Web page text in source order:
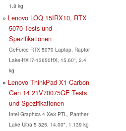
1.8 kg
Lenovo LOQ 15IRX10, RTX
5070 Tests und
Spezifikationen
GeForce RTX 5070 Laptop, Raptor
Lake-HX i7-13650HX, 15.60", 2.4
kg
Lenovo ThinkPad X1 Carbon
Gen 14 21V70075GE Tests
und Spezifikationen
Intel Graphics 4 Xe3 PTL, Panther
Lake Ultra 5 325, 14.00", 1.139 kg